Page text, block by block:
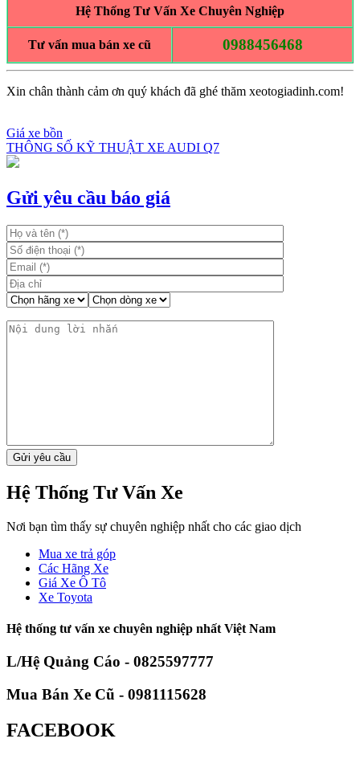
Hệ Thống Tư Vấn Xe Chuyên Nghiệp
Tư vấn mua bán xe cũ 0988456468
Xin chân thành cảm ơn quý khách đã ghé thăm xeotogiadinh.com!
Điều
hướng
bài
Giá xe bồn
THÔNG SỐ KỸ THUẬT XE AUDI Q7
Gửi yêu cầu báo giá
Hệ Thống Tư Vấn Xe
Nơi bạn tìm thấy sự chuyên nghiệp nhất cho các giao dịch
Mua xe trả góp
Các Hãng Xe
Giá Xe Ô Tô
Xe Toyota
Hệ thống tư vấn xe chuyên nghiệp nhất Việt Nam
L/Hệ Quảng Cáo - 0825597777
Mua Bán Xe Cũ - 0981115628
FACEBOOK